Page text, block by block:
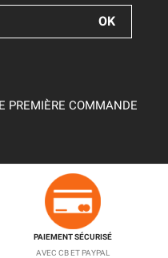
PREMIÈRE COMMANDE
PAIEMENT SÉCURISÉ
AVEC CB ET PAYPAL